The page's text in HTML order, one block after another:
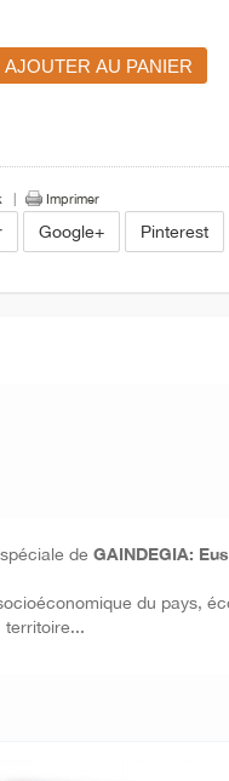
Imprimer
Google+ Pinterest
de GAINDEGIA:
du pays,
territoire...